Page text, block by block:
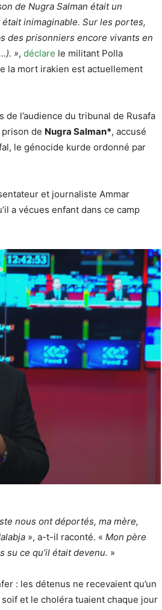
de Nugra Salman était un
inimaginable. Sur les portes,
des prisonniers encore vivants en
», déclare le militant Polla
la mort irakien est actuellement
l’audience du tribunal de Rusafa
de Nugra Salman*, accusé
le génocide kurde ordonné par
et journaliste Ammar
a vécues enfant dans ce camp
nous ont déportés, ma mère,
», a-t-il raconté. « Mon père
su ce qu’il était devenu. »
: les détenus ne recevaient qu’un
soif et le choléra tuaient chaque jour